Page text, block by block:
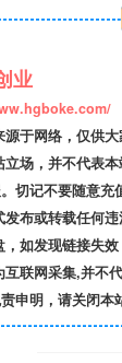
业
于网络，仅供
场，并不代表
切记不要随意充
布或转载任何
如发现链接失
联网采集,并不
申明，请关闭本